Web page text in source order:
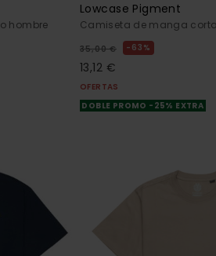
hombre
Lowcase Pigment
Camiseta de manga
35,00 € 63%
13,12 €
OFERTAS
DOBLE PROMO -25% EXTRA